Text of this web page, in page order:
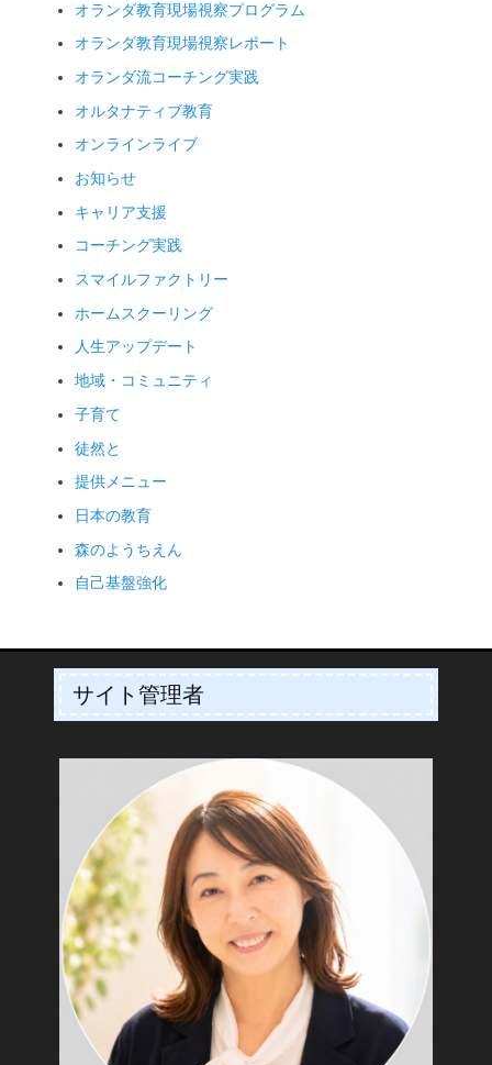
オランダ教育現場視察プログラム
オランダ教育現場視察レポート
オランダ流コーチング実践
オルタナティブ教育
オンラインライブ
お知らせ
キャリア支援
コーチング実践
スマイルファクトリー
ホームスクーリング
人生アップデート
地域・コミュニティ
子育て
徒然と
提供メニュー
日本の教育
森のようちえん
自己基盤強化
サイト管理者